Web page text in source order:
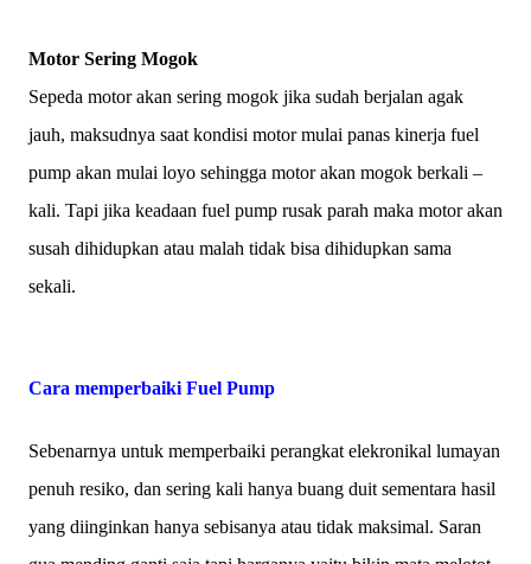
Motor Sering Mogok
Sepeda motor akan sering mogok jika sudah berjalan agak
jauh, maksudnya saat kondisi motor mulai panas kinerja fuel
pump akan mulai loyo sehingga motor akan mogok berkali –
kali. Tapi jika keadaan fuel pump rusak parah maka motor akan
susah dihidupkan atau malah tidak bisa dihidupkan sama
sekali.
Cara memperbaiki Fuel Pump
Sebenarnya untuk memperbaiki perangkat elekronikal lumayan
penuh resiko, dan sering kali hanya buang duit sementara hasil
yang diinginkan hanya sebisanya atau tidak maksimal. Saran